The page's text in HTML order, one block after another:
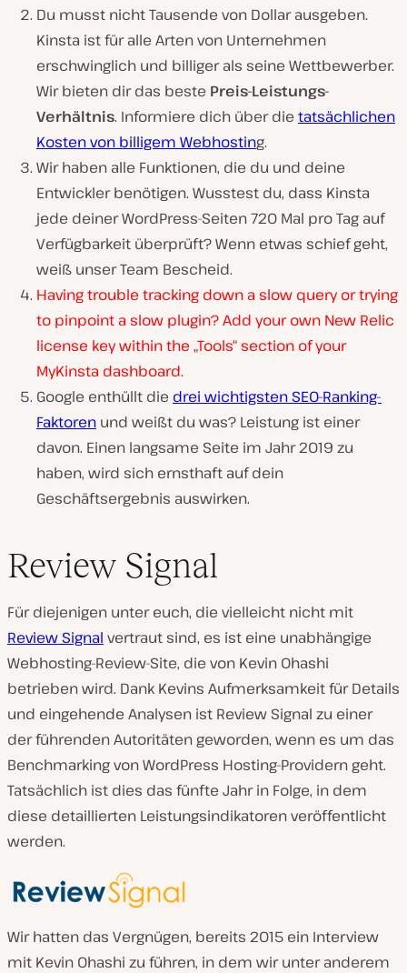
Du musst nicht Tausende von Dollar ausgeben.
Kinsta ist für alle Arten von Unternehmen
erschwinglich und billiger als seine Wettbewerber.
Wir bieten dir das beste Preis-Leistungs-
Verhältnis. Informiere dich über die tatsächlichen
Kosten von billigem Webhosting.
Wir haben alle Funktionen, die du und deine
Entwickler benötigen. Wusstest du, dass Kinsta
jede deiner WordPress-Seiten 720 Mal pro Tag auf
Verfügbarkeit überprüft? Wenn etwas schief geht,
weiß unser Team Bescheid.
Having trouble tracking down a slow query or trying
to pinpoint a slow plugin? Add your own New Relic
license key within the „Tools“ section of your
MyKinsta dashboard.
Google enthüllt die drei wichtigsten SEO-Ranking-
Faktoren und weißt du was? Leistung ist einer
davon. Einen langsame Seite im Jahr 2019 zu
haben, wird sich ernsthaft auf dein
Geschäftsergebnis auswirken.
Review Signal
Für diejenigen unter euch, die vielleicht nicht mit
Review Signal vertraut sind, es ist eine unabhängige
Webhosting-Review-Site, die von Kevin Ohashi
betrieben wird. Dank Kevins Aufmerksamkeit für Details
und eingehende Analysen ist Review Signal zu einer
der führenden Autoritäten geworden, wenn es um das
Benchmarking von WordPress Hosting-Providern geht.
Tatsächlich ist dies das fünfte Jahr in Folge, in dem
diese detaillierten Leistungsindikatoren veröffentlicht
werden.
Wir hatten das Vergnügen, bereits 2015 ein Interview
mit Kevin Ohashi zu führen, in dem wir unter anderem